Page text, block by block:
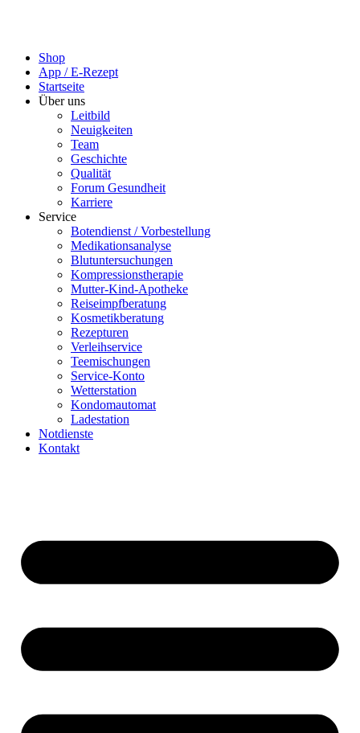
Shop
App / E-Rezept
Startseite
Über uns
Leitbild
Neuigkeiten
Team
Geschichte
Qualität
Forum Gesundheit
Karriere
Service
Botendienst / Vorbestellung
Medikationsanalyse
Blutuntersuchungen
Kompressionstherapie
Mutter-Kind-Apotheke
Reiseimpfberatung
Kosmetikberatung
Rezepturen
Verleihservice
Teemischungen
Service-Konto
Wetterstation
Kondomautomat
Ladestation
Notdienste
Kontakt